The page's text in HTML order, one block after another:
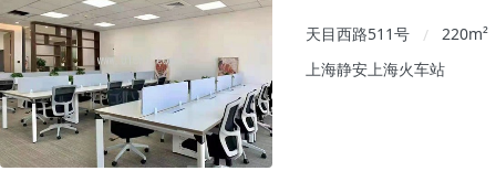
天目西路511号 / 220m²
上海静安上海火车站